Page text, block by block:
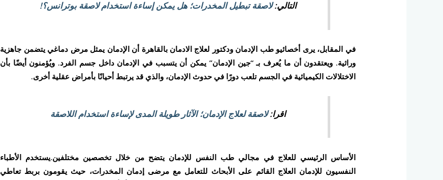
التالي:لاصقة تبطيل المخدرات؛ هل يمكن إساءة استخدام لاصقة بوترانس؟!
في المقابل، يرى أخصائيو طب الإدمان ودكتور لعلاج الادمان بالقاهرة أن الإدمان يمثل مرض دماغي يتضمن جاهزية
وراثية. ويعتقدون أن ما يُعرف بـ “جين الإدمان” يمكن أن يتسبب في الإدمان داخل جسم الفرد. ويُؤمنون أيضًا بأن
الاختلالات الكيميائية في الجسم تلعب دورًا في حدوث الإدمان، والذي قد يرتبط أحيانًا بأمراض عقلية أخرى.
اقرا:لاصقة لعلاج الإدمان؛ الآثار طويلة المدى لإساءة استخدام اللاصقة
الأساس الرئيسي للعلاج في مجالي طب النفس للإدمان يتضح من خلال تخصصين مختلفين.يستخدم الأطباء
النفسيون للإدمان العلاج القائم على الأبحاث للتعامل مع مرضى إدمان المخدرات، حيث يقومون بربط تعاطي